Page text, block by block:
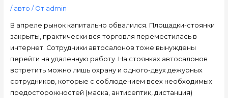
/ авто / От admin
В апреле рынок капитально обвалился. Площадки-стоянки
закрыты, практически вся торговля переместилась в
интернет. Сотрудники автосалонов тоже вынуждены
перейти на удаленную работу. На стоянках автосалонов
встретить можно лишь охрану и одного-двух дежурных
сотрудников, которые с соблюдением всех необходимых
предосторожностей (маска, антисептик, дистанция)